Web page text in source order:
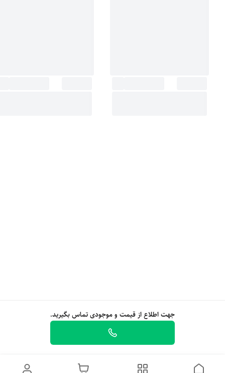
جهت اطلاع از قیمت و موجودی تماس بگیرید.